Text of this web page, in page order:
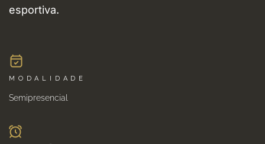
esportiva.
MODALIDADE
Semipresencial